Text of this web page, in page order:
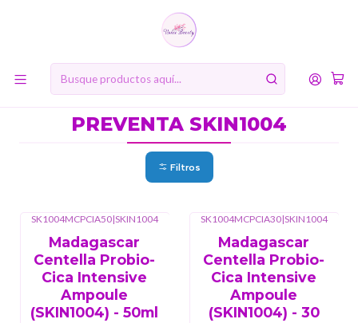
10% de descuento en tu primera compra online. Código: BIENVENIDA10
PREVENTA SKIN1004
PREVENTA SKIN1004
Filtros
SK1004MCPCIA50|SKIN1004
Madagascar
Centella Probio-
Cica Intensive
Ampoule
(SKIN1004) - 50ml
SK1004MCPCIA30|SKIN1004
Madagascar
Centella Probio-
Cica Intensive
Ampoule
(SKIN1004) - 30